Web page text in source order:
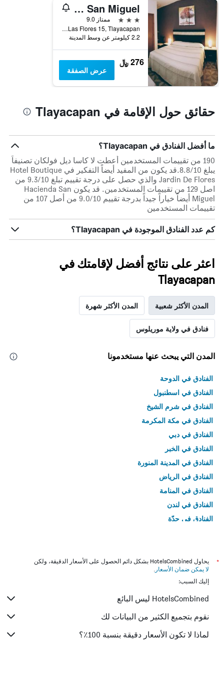
الأسبوع.
يتضمن
المخطط
التالي
1
محور
Y
الذي
سعر
غرفة
Hacienda San Miguel
3 نجوم
ممتاز 9.0
Avenida de Las Flores 15, Tlayacapan, ولاية موريلوس, المكسيك
2.2 كيلومتر عن وسط المدينة
276 ﷼
عرض الصفقة
حقائق حول الإقامة في Tlayacapan
ما أفضل الفنادق في Tlayacapan؟
190 من تقييمات المستخدمين أعطت لا كاسا ديل فولكان تصنيفاً
يبلغ 8.8/10.قد يكون من المفيد أيضاً التفكير في Hotel Boutique
Jardin De Flores والذي حصل على درجة تقييم تبلغ 9.3/10 من
اصل 129 من تقييمات المستخدمين. قد يكون Hacienda San
Miguel أيضاً خياراً جيداً بدرجة تقييم 9.0/10 من أصل 107 من
تقييمات المستخدمين
كم عدد الفنادق الموجودة في Tlayacapan؟
اعثر على نتائج أفضل لإقامتك في
Tlayacapan
المدن الأكثر شعبية المدن الأكثر شهرة
فنادق في ولاية موريلوس
المدن التي يبحث عنها مستخدمونا
الفنادق في الدوحة
الفنادق في اسطنبول
الفنادق في شرم الشيخ
الفنادق في مكة المكرمة
الفنادق في دبي
الفنادق في الخبر
الفنادق في المدينة المنورة
الفنادق في الرياض
الفنادق في المنامة
الفنادق في لندن
الفنادق في جدّة
*
يحاول HotelsCombined بشكل دائم الحصول على الأسعار الدقيقة، ولكن
لا يمكن ضمان الأسعار .
إليك السبب:
HotelsCombined ليس البائع
نقوم بتجميع الكثير من البيانات لك
لماذا لا تكون الأسعار دقيقة بنسبة 100٪؟